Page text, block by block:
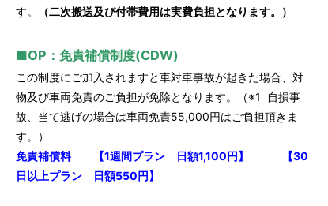
す。
（二次搬送及び付帯費用は実費負担となります。）
■OP：免責補償制度(CDW)
この制度にご加入されますと車対車事故が起きた場合、対
物及び車両免責のご負担が免除となります。（※1 自損事
故、当て逃げの場合は車両免責55,000円はご負担頂きま
す。）
免責補償料 【1週間プラン 日額1,100円】 【30
日以上プラン 日額550円】